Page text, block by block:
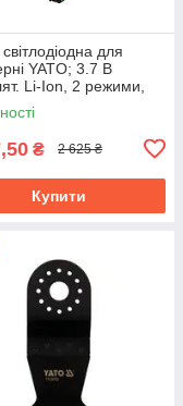
для
YATO; 3.7 В
Li-Ion, 2 режими,
USB пристрій YT-
₴ 2 625 ₴
Купити